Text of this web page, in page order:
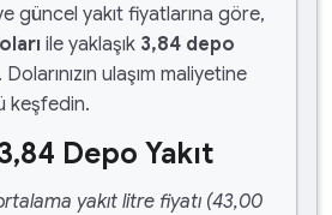
güncel yakıt fiyatlarına göre,
ile yaklaşık 3,84 depo
ulaşım maliyetine
keşfedin.
Depo Yakıt
yakıt litre fiyatı (43,00